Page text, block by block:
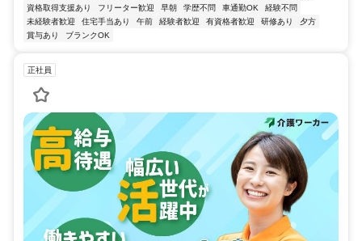
資格取得支援あり
フリーター歓迎 早朝 学歴不問 車通勤OK
経験不問
未経験者歓迎
住宅手当あり 午前 経験者歓迎 有資格者歓迎 研修あり
夕方
賞与あり
ブランクOK
正社員